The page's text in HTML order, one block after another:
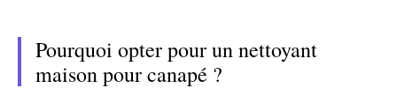
Pourquoi opter pour un nettoyant
maison pour canapé ?